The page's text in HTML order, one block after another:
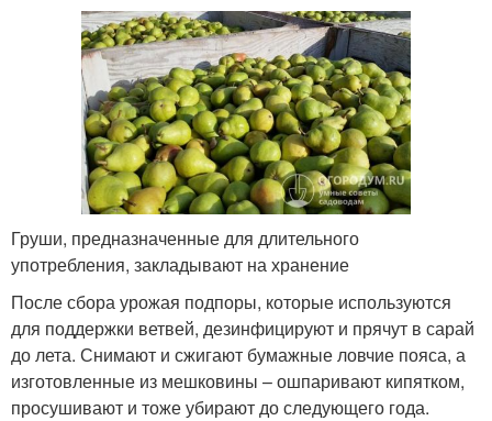
Груши, предназначенные для длительного
употребления, закладывают на хранение
После сбора урожая подпоры, которые используются
для поддержки ветвей, дезинфицируют и прячут в сарай
до лета. Снимают и сжигают бумажные ловчие пояса, а
изготовленные из мешковины – ошпаривают кипятком,
просушивают и тоже убирают до следующего года.